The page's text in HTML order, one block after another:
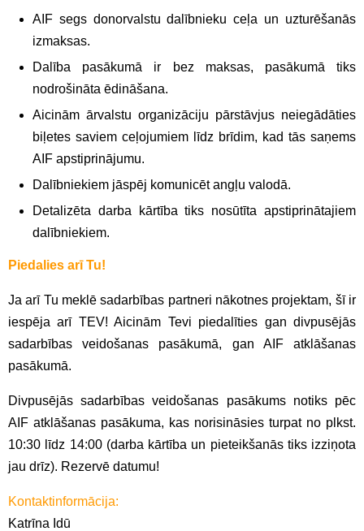
AIF segs donorvalstu dalībnieku ceļa un uzturēšanās
izmaksas.
Dalība pasākumā ir bez maksas, pasākumā tiks
nodrošināta ēdināšana.
Aicinām ārvalstu organizāciju pārstāvjus neiegādāties
biļetes saviem ceļojumiem līdz brīdim, kad tās saņems
AIF apstiprinājumu.
Dalībniekiem jāspēj komunicēt angļu valodā.
Detalizēta darba kārtība tiks nosūtīta apstiprinātajiem
dalībniekiem.
Piedalies arī Tu!
Ja arī Tu meklē sadarbības partneri nākotnes projektam, šī ir
iespēja arī TEV! Aicinām Tevi piedalīties gan divpusējās
sadarbības veidošanas pasākumā, gan AIF atklāšanas
pasākumā.
Divpusējās sadarbības veidošanas pasākums notiks pēc
AIF atklāšanas pasākuma, kas norisināsies turpat no plkst.
10:30 līdz 14:00 (darba kārtība un pieteikšanās tiks izziņota
jau drīz). Rezervē datumu!
Kontaktinformācija:
Katrīna Idū